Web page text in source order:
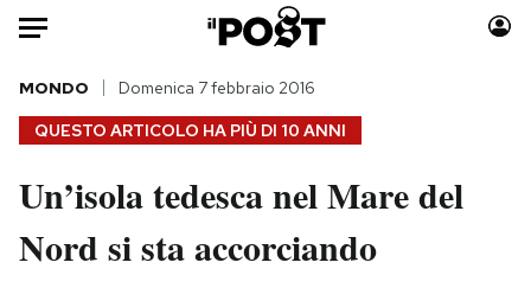
Auto
HOME
Italia
Politica
Moda
Consumismi
QUESTO ARTICOLO HA PIÙ DI 10 ANNI
MONDO Domenica 7 febbraio 2016
Un’isola tedesca nel Mare del
Nord si sta accorciando